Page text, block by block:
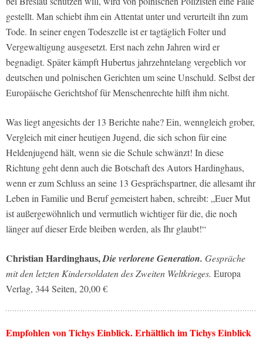
gestellt. Man schiebt ihm ein Attentat unter und verurteilt ihn zum
Tode. In seiner engen Todeszelle ist er tagtäglich Folter und
Vergewaltigung ausgesetzt. Erst nach zehn Jahren wird er
begnadigt. Später kämpft Hubertus jahrzehntelang vergeblich vor
deutschen und polnischen Gerichten um seine Unschuld. Selbst der
Europäische Gerichtshof für Menschenrechte hilft ihm nicht.
Was liegt angesichts der 13 Berichte nahe? Ein, wenngleich grober,
Vergleich mit einer heutigen Jugend, die sich schon für eine
Heldenjugend hält, wenn sie die Schule schwänzt! In diese
Richtung geht denn auch die Botschaft des Autors Hardinghaus,
wenn er zum Schluss an seine 13 Gesprächspartner, die allesamt ihr
Leben in Familie und Beruf gemeistert haben, schreibt: „Euer Mut
ist außergewöhnlich und vermutlich wichtiger für die, die noch
länger auf dieser Erde bleiben werden, als Ihr glaubt!“
Christian Hardinghaus,Die verlorene Generation. Gespräche
mit den letzten Kindersoldaten des Zweiten Weltkrieges. Europa
Verlag, 344 Seiten, 20,00 €
Empfohlen von Tichys Einblick. Erhältlich im Tichys Einblick